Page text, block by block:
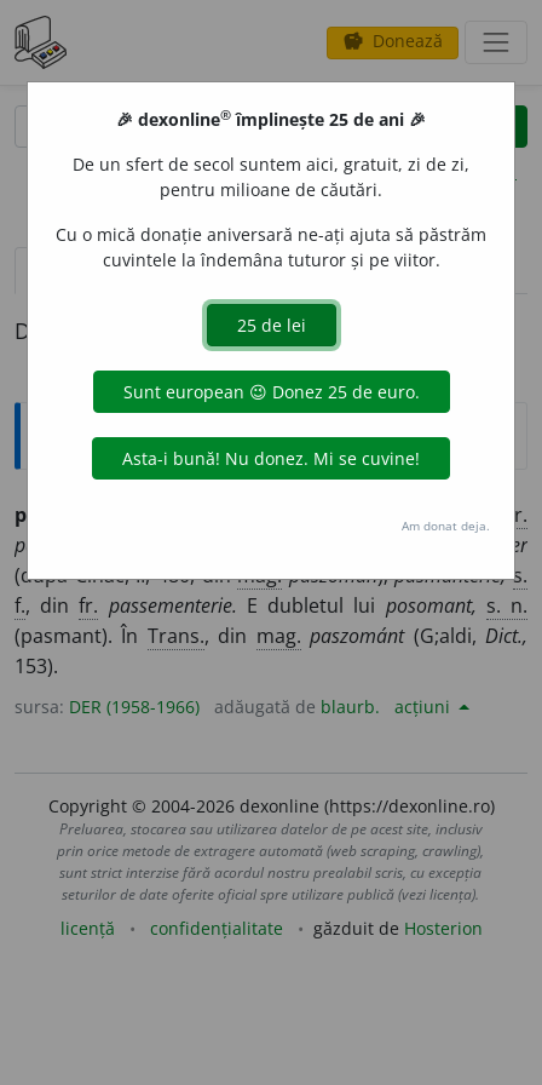
savings Donează
clear
opțiuni
definiții (1)
Definiția cu ID-ul 504619:
Etimologice
pasm
Fr.
passemain.
passementier
(după Cihac, II, 480, dinmag. paszoman);pasmanterie, s.
f., dinfr. passementerie. E dubletul lui posomant, s. n.
(pasmant). În Trans., din mag. paszománt(G;aldi,Dict.,
153).
sursa: DER (1958-1966) adăugată de blaurb. acțiuni
Copyright © 2004-2026 dexonline (https://dexonline.ro)
Preluarea, stocarea sau utilizarea datelor de pe acest site, inclusiv
prin orice metode de extragere automată (web scraping, crawling),
sunt strict interzise fără acordul nostru prealabil scris, cu excepția
seturilor de date oferite oficial spre utilizare publică (vezi licența).
licență confidențialitate găzduit de Hosterion
🎉 dexonline® împlinește 25 de ani 🎉
De un sfert de secol suntem aici, gratuit, zi de zi,
pentru milioane de căutări.
Cu o mică donație aniversară ne-ați ajuta să păstrăm
cuvintele la îndemâna tuturor și pe viitor.
Am donat deja.